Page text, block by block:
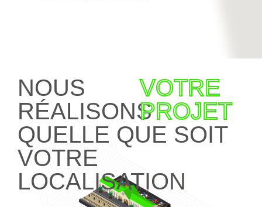
NOUS
RÉALISONS
VOTRE
PROJET
QUELLE QUE SOIT
VOTRE
LOCALISATION